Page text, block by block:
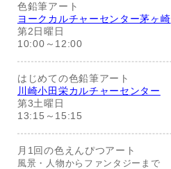
色鉛筆アート
ヨークカルチャーセンター茅ヶ崎
第2日曜日
10:00～12:00
はじめての色鉛筆アート
川崎小田栄カルチャーセンター
第3土曜日
13:15～15:15
月1回の色えんぴつアート
風景・人物からファンタジーまで